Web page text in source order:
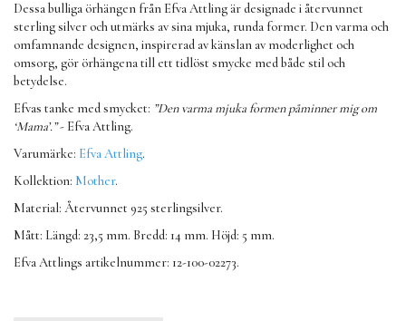
Dessa bulliga örhängen från Efva Attling är designade i återvunnet
sterling silver och utmärks av sina mjuka, runda former. Den varma och
omfamnande designen, inspirerad av känslan av moderlighet och
omsorg, gör örhängena till ett tidlöst smycke med både stil och
betydelse.
Efvas tanke med smycket: ”Den varma mjuka formen påminner mig om
‘Mama’.”- Efva Attling.
Varumärke: Efva Attling.
Kollektion: Mother.
Material: Återvunnet 925 sterlingsilver.
Mått: Längd: 23,5 mm. Bredd: 14 mm. Höjd: 5 mm.
Efva Attlings artikelnummer: 12-100-02273.